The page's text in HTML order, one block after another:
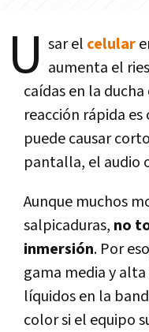
U sar el celular
aumenta el
caídas en la
reacción rápida es
puede causar
pantalla, el audio
Aunque muchos
salpicaduras, no
inmersión. Por
gama media y
líquidos en la
color si el equipo